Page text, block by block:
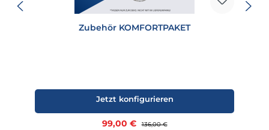
Zubehör KOMFORTPAKET
Verkaufspreis:
99,00 € Regulärer Preis:
136,00 €
Jetzt konfigurieren